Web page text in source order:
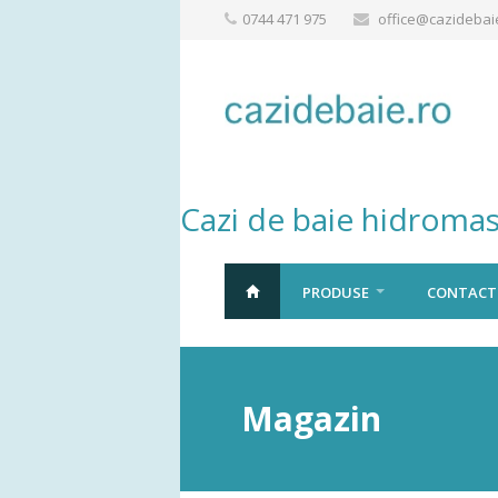
0744 471 975
Cazi de baie
PRODUSE CONTACT
Magazin